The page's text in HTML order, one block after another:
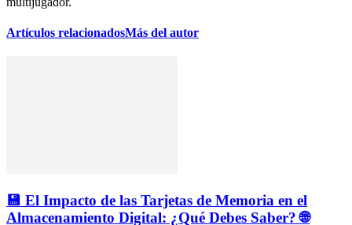
Artículos relacionadosMás del autor
💾 El Impacto de las Tarjetas de Memoria en el
Almacenamiento Digital: ¿Qué Debes Saber? 🌐